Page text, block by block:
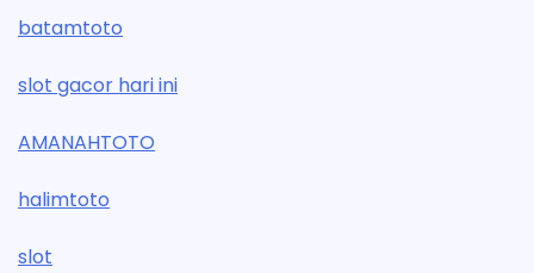
batamtoto
slot gacor hari ini
AMANAHTOTO
halimtoto
slot